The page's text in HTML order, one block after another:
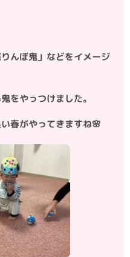
んぼ鬼」などをイメージ
をやっつけました。
春がやってきますね🌸